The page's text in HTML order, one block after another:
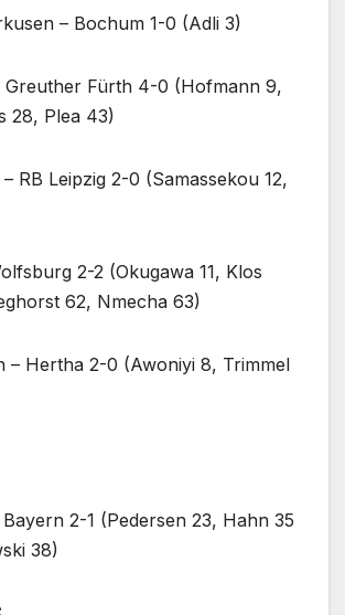
– Bochum 1-0 (Adli 3)
Greuther Fürth 4-0 (Hofmann 9,
28, Plea 43)
RB Leipzig 2-0 (Samassekou 12,
2-2 (Okugawa 11, Klos
62, Nmecha 63)
– Hertha 2-0 (Awoniyi 8, Trimmel
2-1 (Pedersen 23, Hahn 35
38)